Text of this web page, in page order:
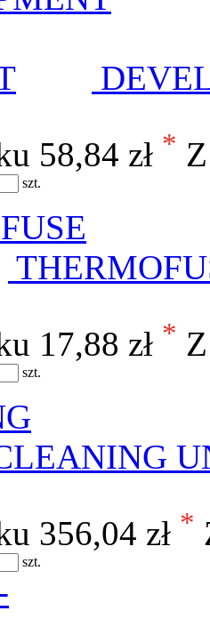
58,84 zł *
szt.
17,88 zł *
szt.
356,04 zł *
szt.